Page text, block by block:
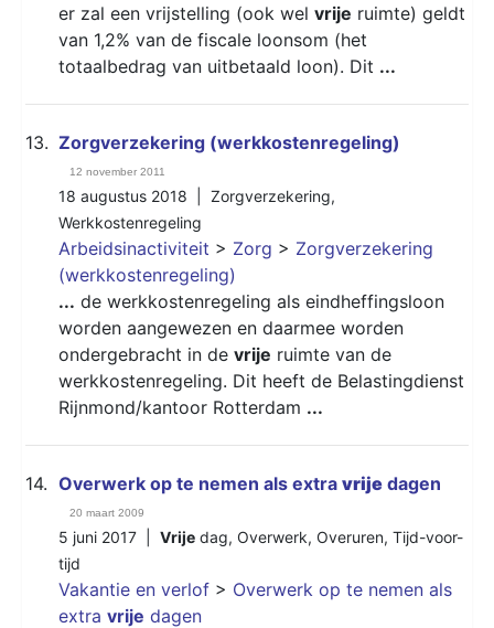
er zal een vrijstelling (ook wel vrije ruimte) geldt
van 1,2% van de fiscale loonsom (het
totaalbedrag van uitbetaald loon). Dit ...
13. Zorgverzekering (werkkostenregeling)
12 november 2011
18 augustus 2018 | Zorgverzekering,
Werkkostenregeling
Arbeidsinactiviteit > Zorg > Zorgverzekering
(werkkostenregeling)
... de werkkostenregeling als eindheffingsloon
worden aangewezen en daarmee worden
ondergebracht in de vrije ruimte van de
werkkostenregeling. Dit heeft de Belastingdienst
Rijnmond/kantoor Rotterdam ...
14. Overwerk op te nemen als extra vrije dagen
20 maart 2009
5 juni 2017 | Vrije dag, Overwerk, Overuren, Tijd-voor-
tijd
Vakantie en verlof > Overwerk op te nemen als
extra vrije dagen